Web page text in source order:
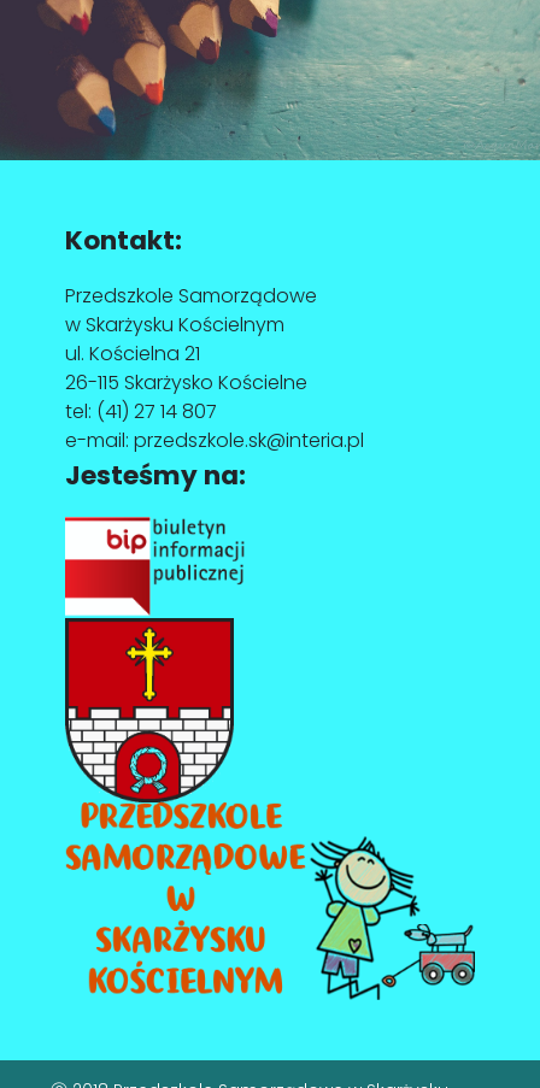
Kontakt:
Przedszkole Samorządowe
w Skarżysku Kościelnym
ul. Kościelna 21
26-115 Skarżysko Kościelne
tel: (41) 27 14 807
e-mail: przedszkole.sk@interia.pl
Jesteśmy na: